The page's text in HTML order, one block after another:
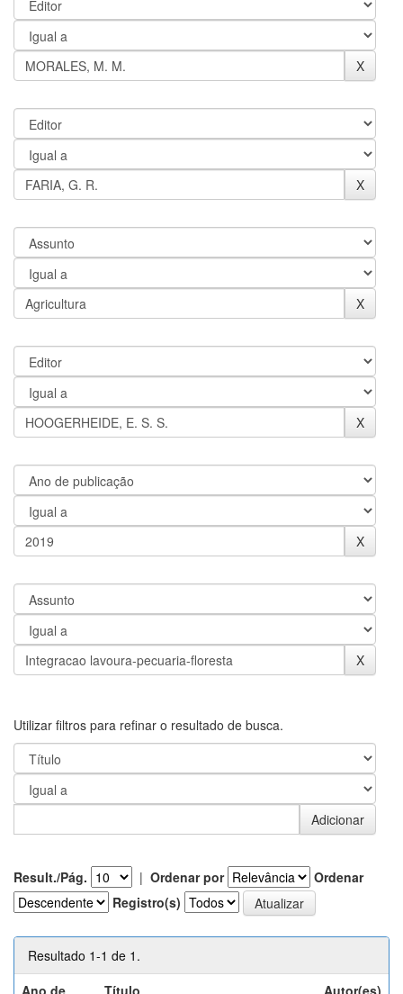
Utilizar filtros para refinar o resultado de busca.
Result./Pág. | Ordenar por
Ordenar
Registro(s)
Resultado 1-1 de 1.
Ano de
Título Autor(es)